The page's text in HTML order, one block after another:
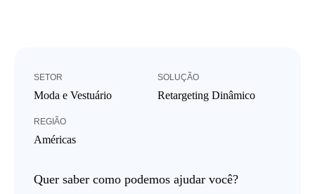
SETOR
Moda e Vestuário
SOLUÇÃO
Retargeting Dinâmico
REGIÃO
Américas
Quer saber como podemos ajudar você?